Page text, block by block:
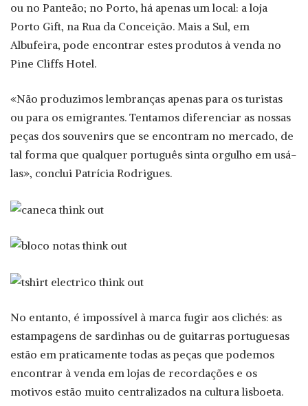
ou no Panteão; no Porto, há apenas um local: a loja
Porto Gift, na Rua da Conceição. Mais a Sul, em
Albufeira, pode encontrar estes produtos à venda no
Pine Cliffs Hotel.
«Não produzimos lembranças apenas para os turistas
ou para os emigrantes. Tentamos diferenciar as nossas
peças dos souvenirs que se encontram no mercado, de
tal forma que qualquer português sinta orgulho em usá-
las», conclui Patrícia Rodrigues.
No entanto, é impossível à marca fugir aos clichés: as
estampagens de sardinhas ou de guitarras portuguesas
estão em praticamente todas as peças que podemos
encontrar à venda em lojas de recordações e os
motivos estão muito centralizados na cultura lisboeta.